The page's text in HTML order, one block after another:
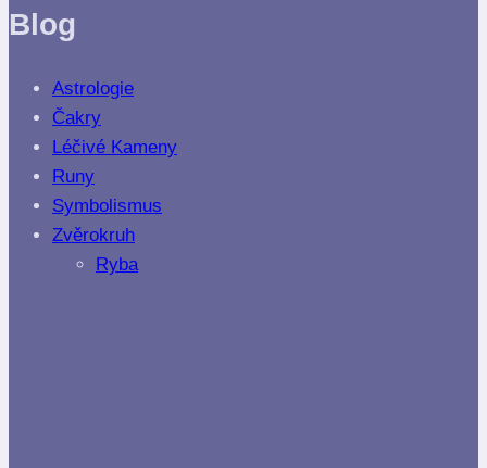
Blog
Astrologie
Čakry
Léčivé Kameny
Runy
Symbolismus
Zvěrokruh
Ryba